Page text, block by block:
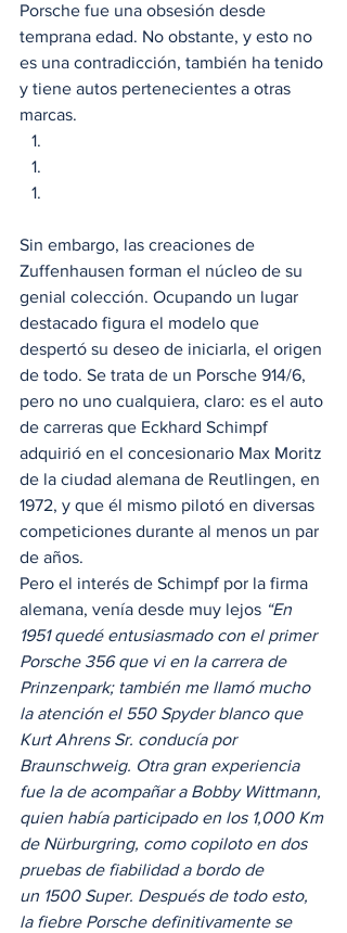
Porsche fue una obsesión desde
temprana edad. No obstante, y esto no
es una contradicción, también ha tenido
y tiene autos pertenecientes a otras
marcas.
Sin embargo, las creaciones de
Zuffenhausen forman el núcleo de su
genial colección. Ocupando un lugar
destacado figura el modelo que
despertó su deseo de iniciarla, el origen
de todo. Se trata de un Porsche 914/6,
pero no uno cualquiera, claro: es el auto
de carreras que Eckhard Schimpf
adquirió en el concesionario Max Moritz
de la ciudad alemana de Reutlingen, en
1972, y que él mismo pilotó en diversas
competiciones durante al menos un par
de años.
Pero el interés de Schimpf por la firma
alemana, venía desde muy lejos “En
1951 quedé entusiasmado con el primer
Porsche 356 que vi en la carrera de
Prinzenpark; también me llamó mucho
la atención el 550 Spyder blanco que
Kurt Ahrens Sr. conducía por
Braunschweig. Otra gran experiencia
fue la de acompañar a Bobby Wittmann,
quien había participado en los 1,000 Km
de Nürburgring, como copiloto en dos
pruebas de fiabilidad a bordo de
un 1500 Super. Después de todo esto,
la fiebre Porsche definitivamente se